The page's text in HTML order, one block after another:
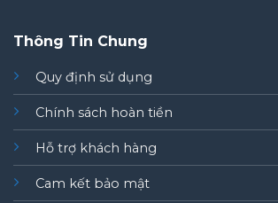
Thông Tin Chung
Quy định sử dụng
Chính sách hoàn tiền
Hỗ trợ khách hàng
Cam kết bảo mật